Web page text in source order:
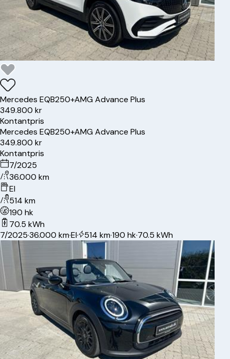
Mercedes EQB250+AMG Advance Plus
349.800 kr
Kontantpris
Mercedes EQB250+AMG Advance Plus
349.800 kr
Kontantpris
7/2025
36.000 km
El
514 km
190 hk
70.5 kWh
7/2025·36.000 km·El· 514 km·190 hk·70.5 kWh